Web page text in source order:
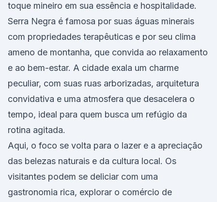
toque mineiro em sua essência e hospitalidade.
Serra Negra é famosa por suas águas minerais
com propriedades terapêuticas e por seu clima
ameno de montanha, que convida ao relaxamento
e ao bem-estar. A cidade exala um charme
peculiar, com suas ruas arborizadas, arquitetura
convidativa e uma atmosfera que desacelera o
tempo, ideal para quem busca um refúgio da
rotina agitada.
Aqui, o foco se volta para o lazer e a apreciação
das belezas naturais e da cultura local. Os
visitantes podem se deliciar com uma
gastronomia rica, explorar o comércio de